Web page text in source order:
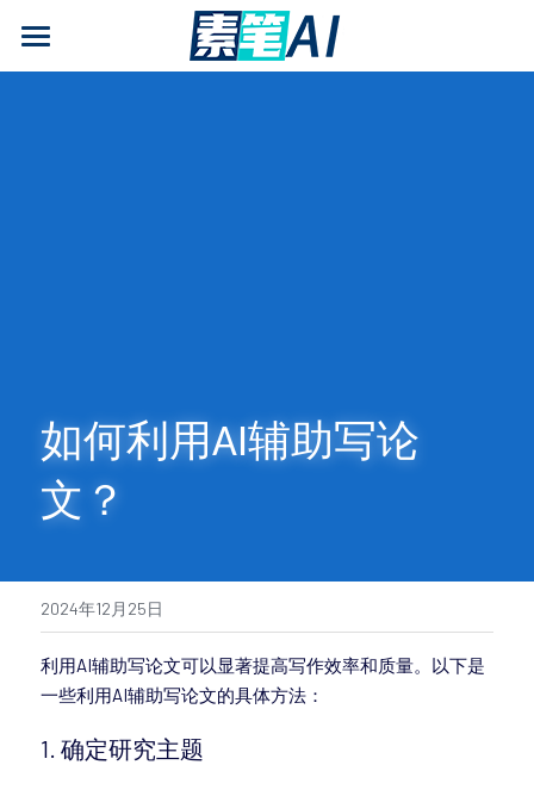
AI论文写作
免费福利
如何利用AI辅助写论
文？
2024年12月25日
利用AI辅助写论文可以显著提高写作效率和质量。以下是
一些利用AI辅助写论文的具体方法：
1. 确定研究主题